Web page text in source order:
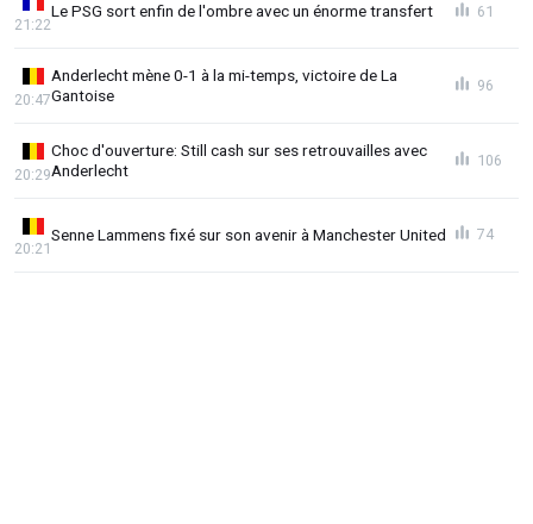
Le PSG sort enfin de l'ombre avec un énorme transfert
21:22
61
Anderlecht mène 0-1 à la mi-temps, victoire de La
Gantoise
20:47
96
Choc d'ouverture: Still cash sur ses retrouvailles avec
Anderlecht
20:29
106
Senne Lammens fixé sur son avenir à Manchester United
20:21
74